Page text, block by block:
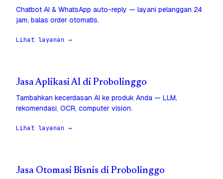
Chatbot AI & WhatsApp auto-reply — layani pelanggan 24
jam, balas order otomatis.
Lihat layanan →
Jasa Aplikasi AI di Probolinggo
Tambahkan kecerdasan AI ke produk Anda — LLM,
rekomendasi, OCR, computer vision.
Lihat layanan →
Jasa Otomasi Bisnis di Probolinggo